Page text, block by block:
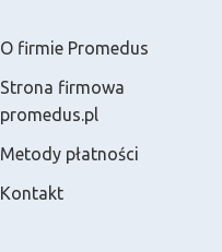
O firmie Promedus
Strona firmowa
promedus.pl
Metody płatności
Kontakt